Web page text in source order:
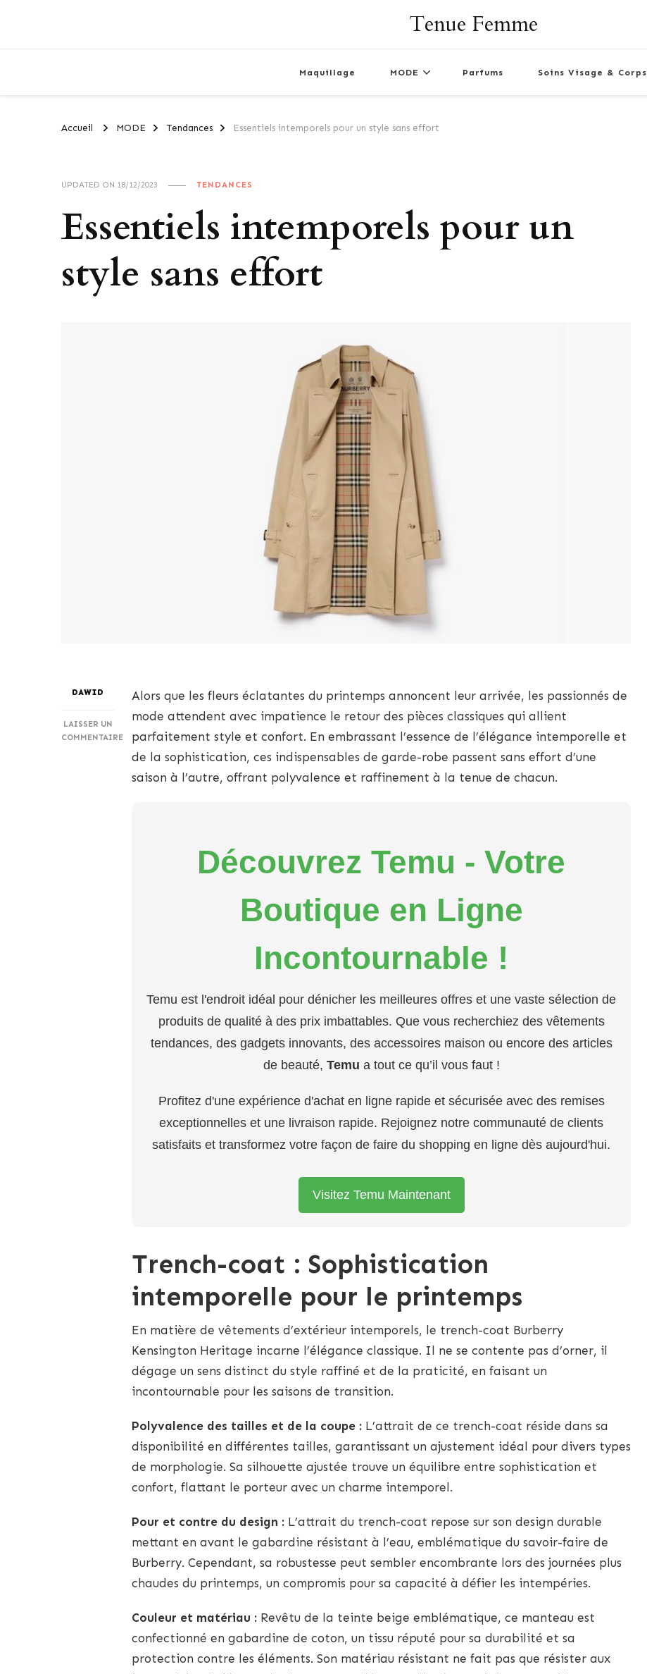
Tenue Femme
Maquillage MODE Parfums Soins Visage & Corps
Accueil MODE Tendances Essentiels intemporels pour un style sans effort
UPDATED ON 18/12/2023 TENDANCES
Essentiels intemporels pour un
style sans effort
DAWID
LAISSER UN
COMMENTAIRE
ESSENTIELS
INTEMPORELS
Alors que les fleurs éclatantes du printemps annoncent leur arrivée, les passionnés de
mode attendent avec impatience le retour des pièces classiques qui allient
parfaitement style et confort. En embrassant l’essence de l’élégance intemporelle et
de la sophistication, ces indispensables de garde-robe passent sans effort d’une
saison à l’autre, offrant polyvalence et raffinement à la tenue de chacun.
Découvrez Temu - Votre
Boutique en Ligne
Incontournable !
Temu est l'endroit idéal pour dénicher les meilleures offres et une vaste sélection de
produits de qualité à des prix imbattables. Que vous recherchiez des vêtements
tendances, des gadgets innovants, des accessoires maison ou encore des articles
de beauté, Temu a tout ce qu’il vous faut !
Profitez d'une expérience d'achat en ligne rapide et sécurisée avec des remises
exceptionnelles et une livraison rapide. Rejoignez notre communauté de clients
satisfaits et transformez votre façon de faire du shopping en ligne dès aujourd'hui.
Visitez Temu Maintenant
Trench-coat : Sophistication
intemporelle pour le printemps
En matière de vêtements d’extérieur intemporels, le trench-coat Burberry
Kensington Heritage incarne l’élégance classique. Il ne se contente pas d’orner, il
dégage un sens distinct du style raffiné et de la praticité, en faisant un
incontournable pour les saisons de transition.
Polyvalence des tailles et de la coupe : L’attrait de ce trench-coat réside dans sa
disponibilité en différentes tailles, garantissant un ajustement idéal pour divers types
de morphologie. Sa silhouette ajustée trouve un équilibre entre sophistication et
confort, flattant le porteur avec un charme intemporel.
Pour et contre du design : L’attrait du trench-coat repose sur son design durable
mettant en avant le gabardine résistant à l’eau, emblématique du savoir-faire de
Burberry. Cependant, sa robustesse peut sembler encombrante lors des journées plus
chaudes du printemps, un compromis pour sa capacité à défier les intempéries.
Couleur et matériau : Revêtu de la teinte beige emblématique, ce manteau est
confectionné en gabardine de coton, un tissu réputé pour sa durabilité et sa
protection contre les éléments. Son matériau résistant ne fait pas que résister aux